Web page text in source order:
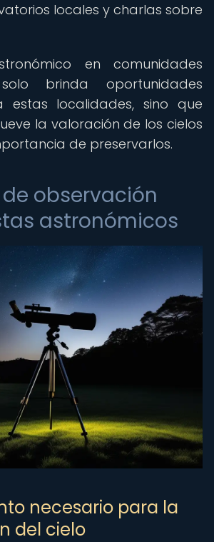
locales y charlas sobre
en comunidades
brinda oportunidades
estas localidades, sino que
la valoración de los cielos
de preservarlos.
observación
astronómicos
necesario para la
del cielo